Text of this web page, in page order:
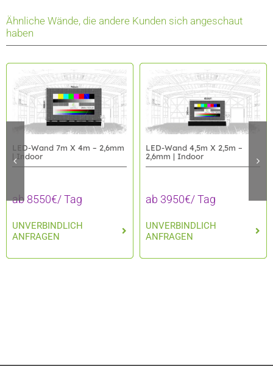
Ähnliche Wände, die andere Kunden sich angeschaut
haben
LED-Wand 7m X 4m – 2,6mm
| Indoor
ab 8550€/ Tag
UNVERBINDLICH
ANFRAGEN
LED-Wand 4,5m X 2,5m –
2,6mm | Indoor
ab 3950€/ Tag
UNVERBINDLICH
ANFRAGEN